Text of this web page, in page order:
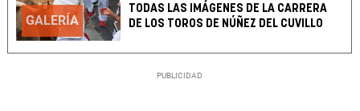
GALERÍA
TODAS LAS IMÁGENES DE LA CARRERA
DE LOS TOROS DE NÚÑEZ DEL CUVILLO